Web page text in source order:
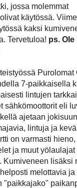
jossa molemmat
käytössä.
kaksi
Tervetuloa! ps.
Purolomat
7-paikkaisella
lintujen
sähkömoottorit eli
ajetaan
lintuja ja
on varmasti hieno,
ja muut yölaulajat
Kumiveneen lisäksi
melottavia ja
"paikkajako"